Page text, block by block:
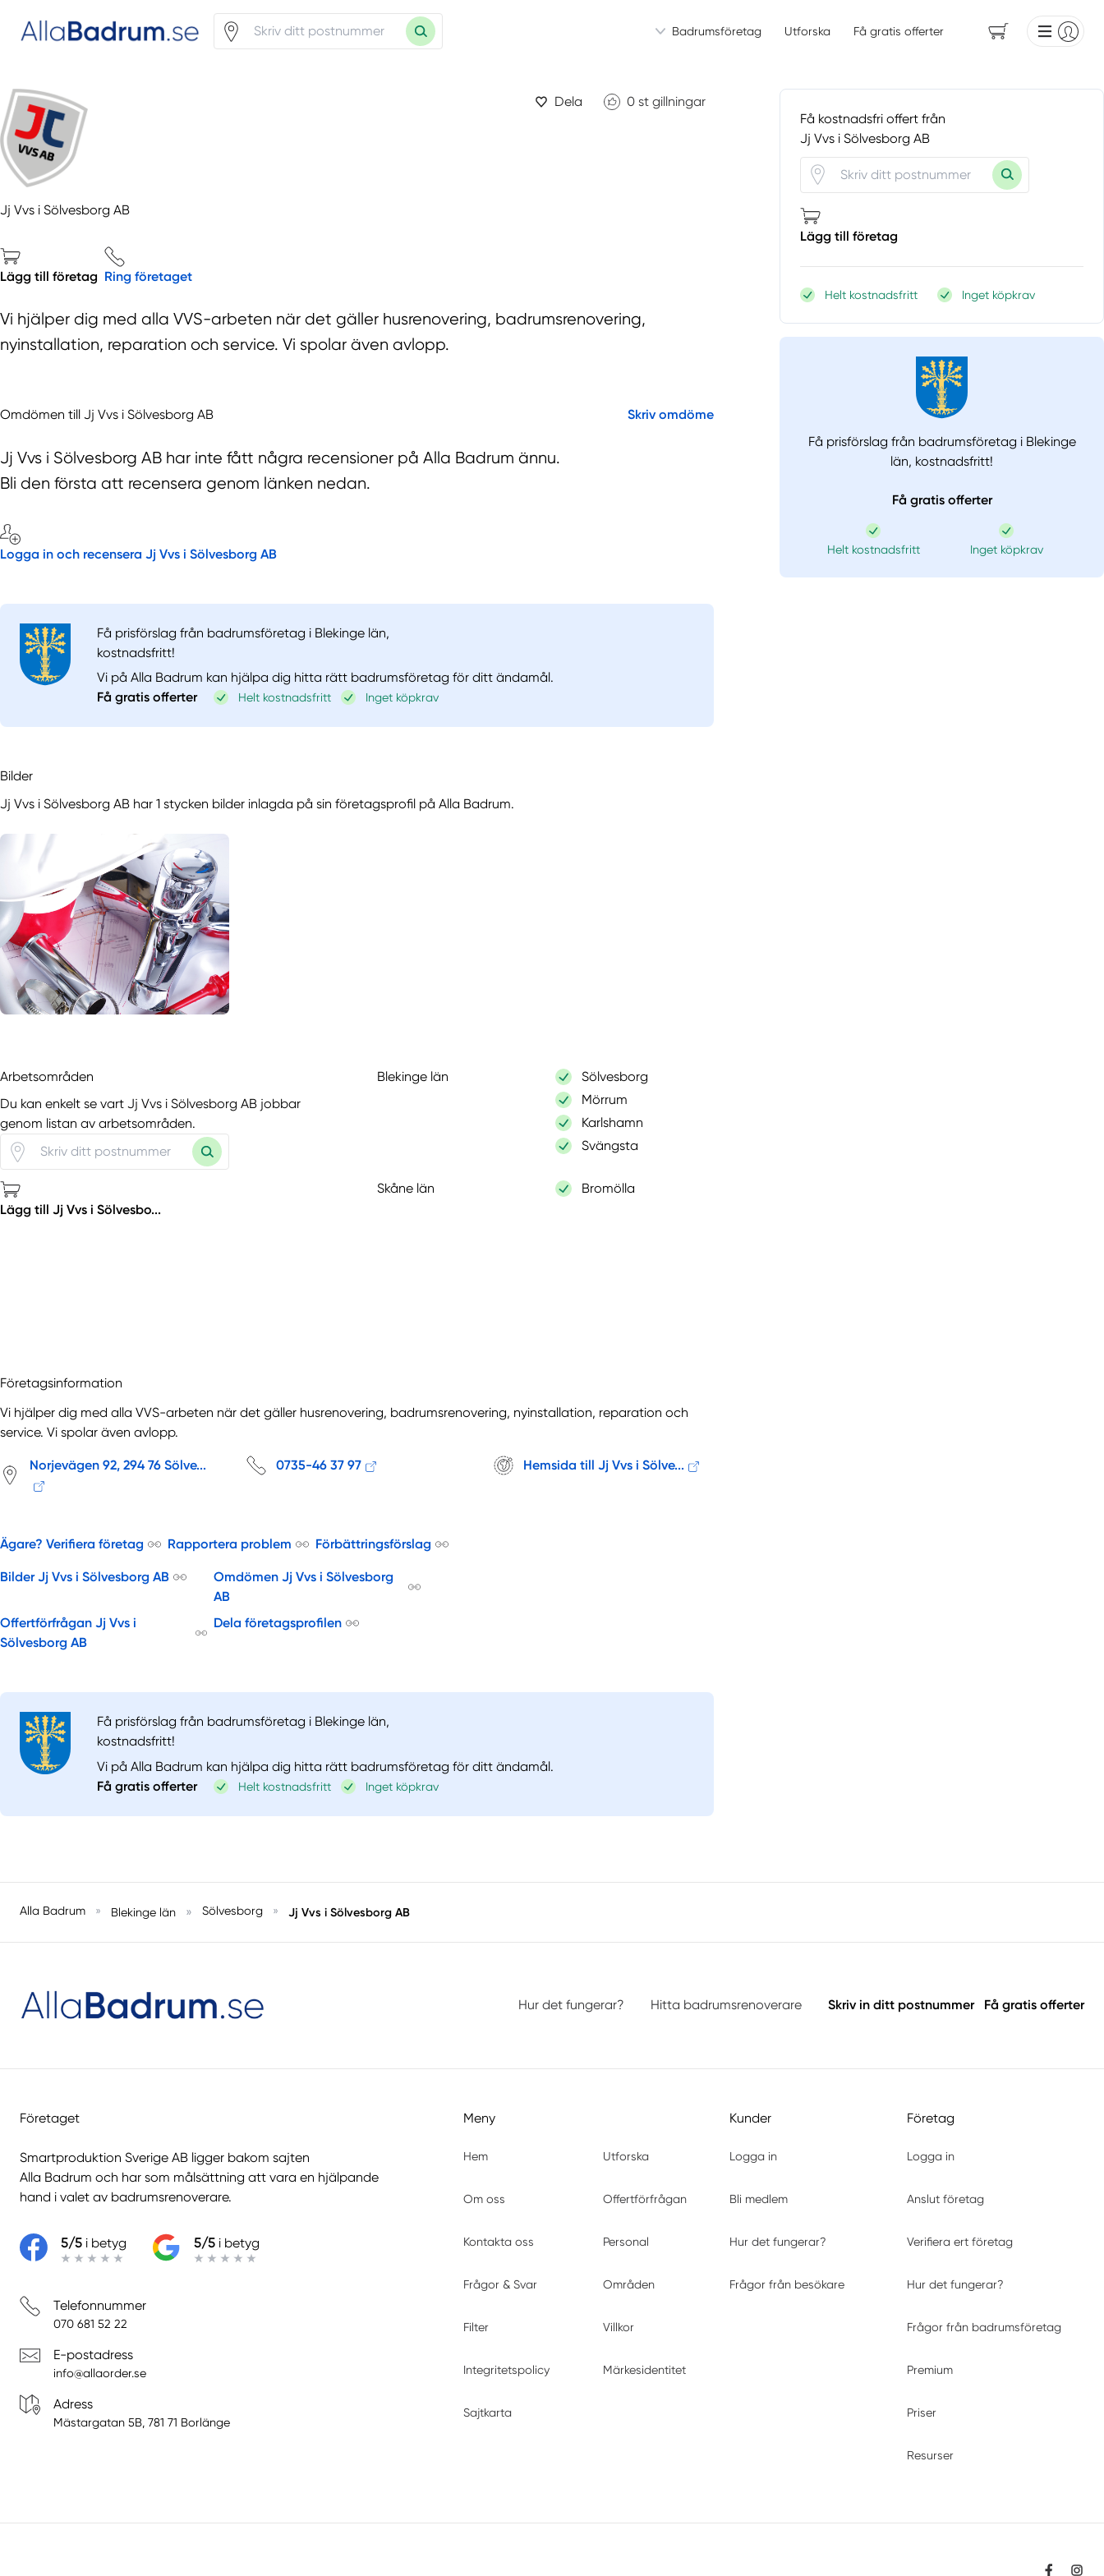
Badrumsföretag Utforska Få gratis offerter
Dela 0 st gillningar
Jj Vvs i Sölvesborg AB
Lägg till företag Ring företaget
Vi hjälper dig med alla VVS-arbeten när det gäller husrenovering, badrumsrenovering,
nyinstallation, reparation och service. Vi spolar även avlopp.
Omdömen till Jj Vvs i Sölvesborg AB Skriv omdöme
Jj Vvs i Sölvesborg AB har inte fått några recensioner på Alla Badrum ännu.
Bli den första att recensera genom länken nedan.
Logga in och recensera Jj Vvs i Sölvesborg AB
Få prisförslag från badrumsföretag i Blekinge län,
kostnadsfritt!
Vi på Alla Badrum kan hjälpa dig hitta rätt badrumsföretag för ditt ändamål.
Få gratis offerter
Helt kostnadsfritt Inget köpkrav
Bilder
Jj Vvs i Sölvesborg AB har 1 stycken bilder inlagda på sin företagsprofil på Alla Badrum.
Arbetsområden
Du kan enkelt se vart Jj Vvs i Sölvesborg AB jobbar
genom listan av arbetsområden.
Lägg till Jj Vvs i Sölvesbo...
Blekinge län
Sölvesborg
Mörrum
Karlshamn
Svängsta
Skåne län Bromölla
Företagsinformation
Vi hjälper dig med alla VVS-arbeten när det gäller husrenovering, badrumsrenovering, nyinstallation, reparation och
service. Vi spolar även avlopp.
Norjevägen 92, 294 76 Sölve... 0735-46 37 97 Hemsida till Jj Vvs i Sölve...
Ägare? Verifiera företag Rapportera problem Förbättringsförslag
Bilder Jj Vvs i Sölvesborg AB
Omdömen Jj Vvs i Sölvesborg
AB
Offertförfrågan Jj Vvs i
Sölvesborg AB
Dela företagsprofilen
Få prisförslag från badrumsföretag i Blekinge län,
kostnadsfritt!
Vi på Alla Badrum kan hjälpa dig hitta rätt badrumsföretag för ditt ändamål.
Få gratis offerter
Helt kostnadsfritt Inget köpkrav
Få kostnadsfri offert från
Jj Vvs i Sölvesborg AB
Lägg till företag
Helt kostnadsfritt Inget köpkrav
Få prisförslag från badrumsföretag i Blekinge
län, kostnadsfritt!
Få gratis offerter
Helt kostnadsfritt Inget köpkrav
Alla Badrum » Blekinge län » Sölvesborg » Jj Vvs i Sölvesborg AB
Hur det fungerar? Hitta badrumsrenoverare Skriv in ditt postnummer Få gratis offerter
Företaget
Smartproduktion Sverige AB ligger bakom sajten
Alla Badrum och har som målsättning att vara en hjälpande
hand i valet av badrumsrenoverare.
5/5 i betyg 5/5 i betyg
Telefonnummer
070 681 52 22
E-postadress
info@allaorder.se
Adress
Mästargatan 5B, 781 71 Borlänge
Meny
Hem Utforska
Om oss Offertförfrågan
Kontakta oss Personal
Frågor & Svar Områden
Filter Villkor
Integritetspolicy Märkesidentitet
Sajtkarta
Kunder
Logga in
Bli medlem
Hur det fungerar?
Frågor från besökare
Företag
Logga in
Anslut företag
Verifiera ert företag
Hur det fungerar?
Frågor från badrumsföretag
Premium
Priser
Resurser